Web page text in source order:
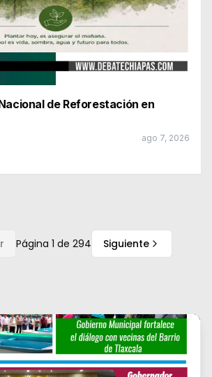
de Reforestación en
ago 7, 2026
Página 1 de 294 Siguiente